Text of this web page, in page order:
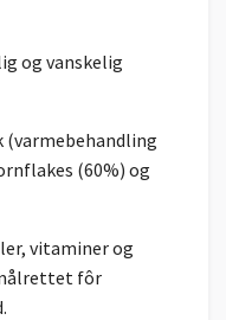
og vanskelig
(varmebehandling
(60%) og
vitaminer og
fôr